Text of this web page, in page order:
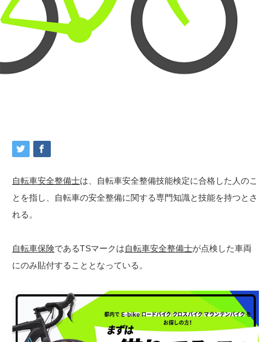
自転車安全整備士は、自転車安全整備技能検定に合格した人のこ
とを指し、自転車の安全整備に関する専門知識と技能を持つとさ
れる。
自転車保険であるTSマークは自転車安全整備士が点検した車両
にのみ貼付することとなっている。